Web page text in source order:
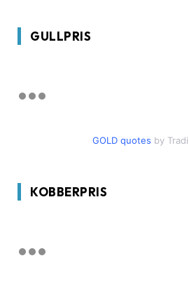
GULLPRIS
GOLD quotes by
KOBBERPRIS